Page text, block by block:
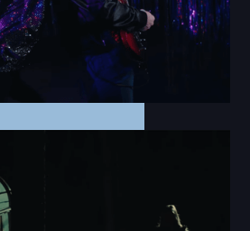
Gimme!